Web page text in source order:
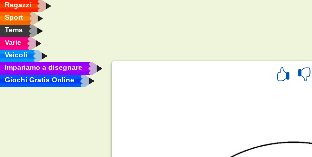
Ragazzi
Sport
Tema
Varie
Veicoli
Impariamo a disegnare
Giochi Gratis Online